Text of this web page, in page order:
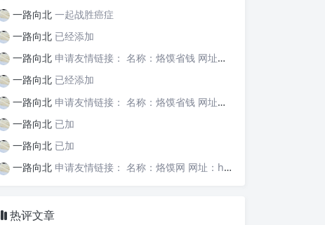
一路向北 一起战胜癌症
一路向北 已经添加
一路向北 申请友情链接： 名称：烙馍省钱 网址：https://tb-m.luomor.com/ 已添加文心AIGC
一路向北 已经添加
一路向北 申请友情链接： 名称：烙馍省钱 网址：https://tb-m.luomor.com/ 已添加烙馍网
一路向北 已加
一路向北 已加
一路向北 申请友情链接： 名称：烙馍网 网址：https://www.luomor.com/ 已添加文心AIGC
热评文章